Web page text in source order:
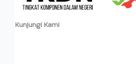
Kunjungi Kami